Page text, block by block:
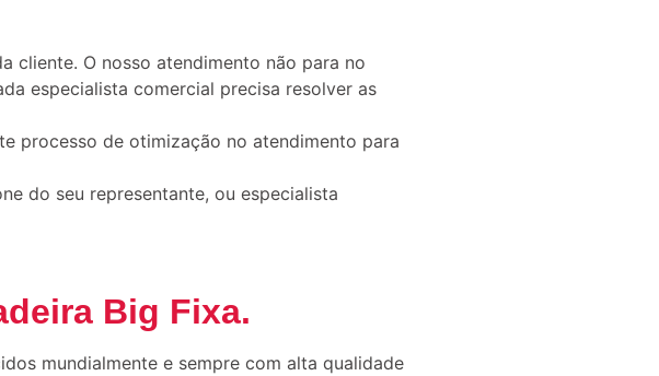
cliente. O nosso atendimento não para no
especialista comercial precisa resolver as
processo de otimização no atendimento para
do seu representante, ou especialista
Big Fixa.
mundialmente e sempre com alta qualidade